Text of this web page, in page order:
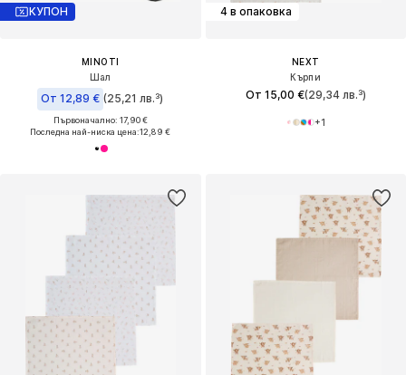
КУПОН
MINOTI
Шал
От 12,89 € (25,21 лв.³)
Първоначално: 17,90 €
Последна най-ниска цена:12,89 €
4 в опаковка
NEXT
Кърпи
От 15,00 €(29,34 лв.³)
+1